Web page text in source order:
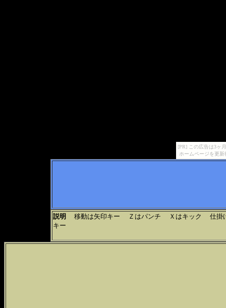
[PR] この広告は3ヶ
ホームページを更
説明
移動は矢印キー Ｚはパンチ Ｘはキック 仕掛け
キー